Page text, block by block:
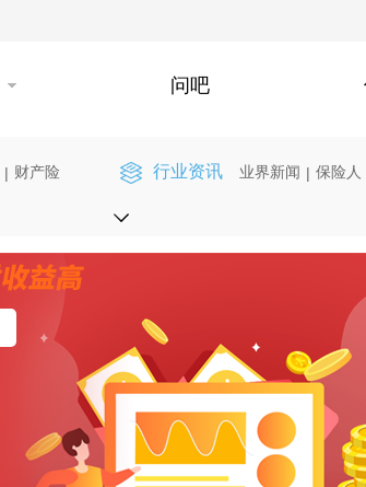
问吧
| 财产险 行业资讯 业界新闻 | 保险人